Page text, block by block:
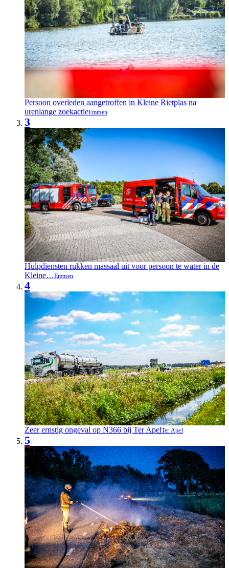
Persoon overleden aangetroffen in Kleine Rietplas na
urenlange zoekactieEmmen
3
Hulpdiensten rukken massaal uit voor persoon te water in de
Kleine…Emmen
4
Zeer ernstig ongeval op N366 bij Ter ApelTer Apel
5